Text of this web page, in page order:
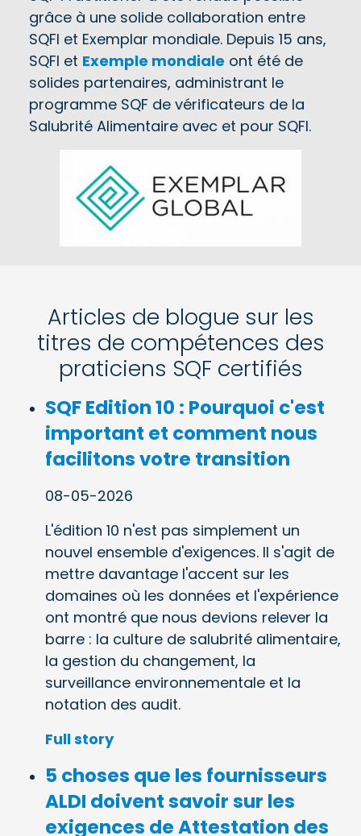
grâce à une solide collaboration entre
SQFI et Exemplar mondiale. Depuis 15 ans,
SQFI et Exemple mondiale ont été de
solides partenaires, administrant le
programme SQF de vérificateurs de la
Salubrité Alimentaire avec et pour SQFI.
Articles de blogue sur les
titres de compétences des
praticiens SQF certifiés
SQF Edition 10 : Pourquoi c'est
important et comment nous
facilitons votre transition
08-05-2026
L'édition 10 n'est pas simplement un
nouvel ensemble d'exigences. Il s'agit de
mettre davantage l'accent sur les
domaines où les données et l'expérience
ont montré que nous devions relever la
barre : la culture de salubrité alimentaire,
la gestion du changement, la
surveillance environnementale et la
notation des audit.
Full story
5 choses que les fournisseurs
ALDI doivent savoir sur les
exigences de Attestation des